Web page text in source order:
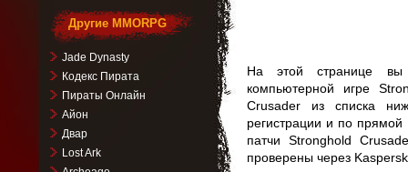
На этой странице вы
компьютерной игре
Crusader из списка
регистрации и по
патчи Stronghold
проверены через
Другие MMORPG
Jade Dynasty
Кодекс Пирата
Пираты Онлайн
Айон
Двар
Lost Ark